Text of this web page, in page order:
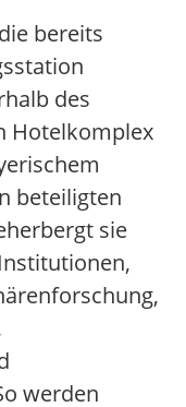
bereits
des
Hotelkomplex
beteiligten
sie
werden